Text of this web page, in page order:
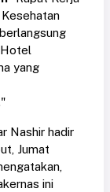
yang
Nashir hadir
Jumat
ini